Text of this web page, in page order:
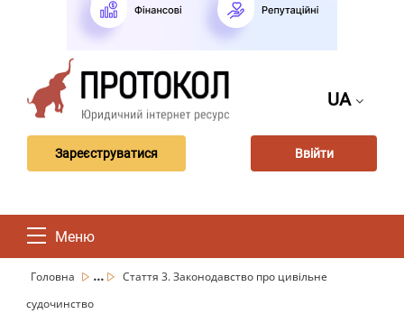
UA
Зареєструватися Ввійти
Меню
Головна ...
Стаття 3. Законодавство про цивільне
судочинство